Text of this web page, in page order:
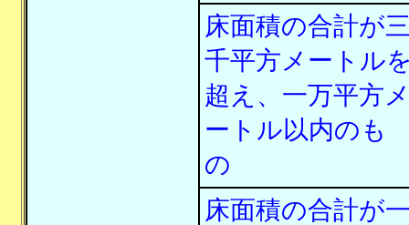
床面積の合計が
千平方メートル
超え、一万平方
ートル以内のも
の
床面積の合計が